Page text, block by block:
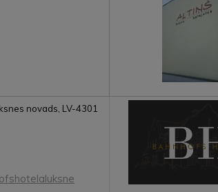
novads, LV-4301